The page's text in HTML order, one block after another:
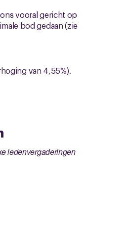
vooral gericht op
bod gedaan (zie
van 4,55%).
ledenvergaderingen